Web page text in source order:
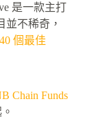
是一款主打
不稀奇，
個最佳
Chain Funds